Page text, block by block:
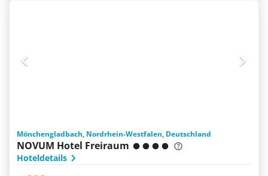
Mönchengladbach, Nordrhein-Westfalen, Deutschland
NOVUM Hotel Freiraum
Hoteldetails